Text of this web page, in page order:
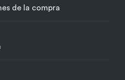
de la compra